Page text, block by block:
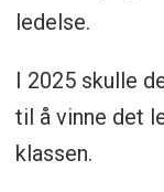
ledelse.
I 2025 skulle
til å vinne det
klassen.